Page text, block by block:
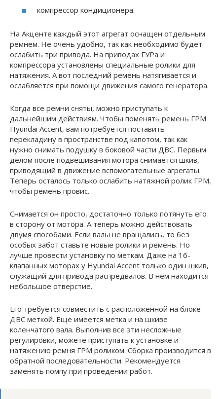
компрессор кондиционера.
На Акценте каждый этот агрегат оснащен отдельным
ремнем. Не очень удобно, так как необходимо будет
ослабить три привода. На приводах ГУРа и
компрессора установлены специальные ролики для
натяжения. А вот последний ремень натягивается и
ослабляется при помощи движения самого генератора.
Когда все ремни сняты, можно приступать к
дальнейшим действиям. Чтобы поменять ремень ГРМ
Hyundai Accent, вам потребуется поставить
перекладину в пространстве под капотом, так как
нужно снимать подушку в боковой части ДВС. Первым
делом после подвешивания мотора снимается шкив,
приводящий в движение вспомогательные агрегаты.
Теперь осталось только ослабить натяжной ролик ГРМ,
чтобы ремень провис.
Снимается он просто, достаточно только потянуть его
в сторону от мотора. А теперь можно действовать
двумя способами. Если валы не вращались, то без
особых забот ставьте новые ролики и ремень. Но
лучше провести установку по меткам. Даже на 16-
клапанных моторах у Hyundai Accent только один шкив,
служащий для привода распредвалов. В нем находится
небольшое отверстие.
Его требуется совместить с расположенной на блоке
ДВС меткой. Еще имеется метка и на шкиве
коленчатого вала. Выполнив все эти несложные
регулировки, можете приступать к установке и
натяжению ремня ГРМ роликом. Сборка производится в
обратной последовательности. Рекомендуется
заменять помпу при проведении работ.